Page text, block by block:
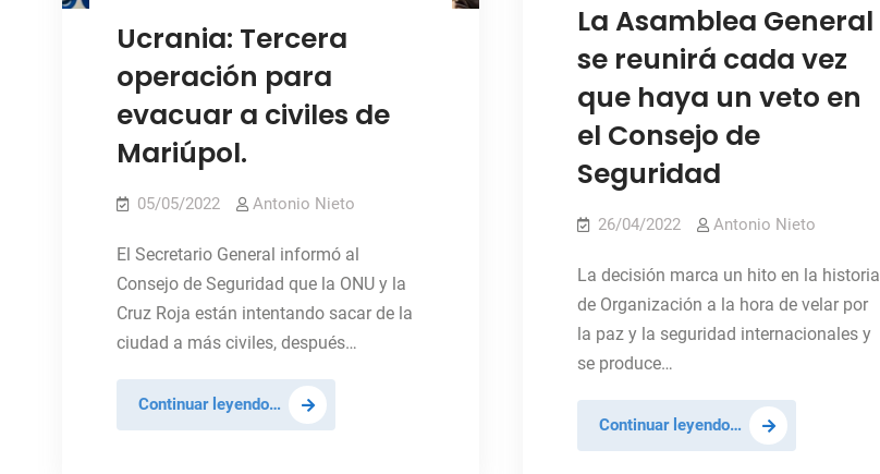
Ucrania: Tercera
operación para
evacuar a civiles de
Mariúpol.
05/05/2022 Antonio Nieto
El Secretario General informó al
Consejo de Seguridad que la ONU y la
Cruz Roja están intentando sacar de la
ciudad a más civiles, después…
Continuar leyendo… Ucrania:
Tercera
La Asamblea General
se reunirá cada vez
que haya un veto en
el Consejo de
Seguridad
26/04/2022 Antonio Nieto
La decisión marca un hito en la historia
de Organización a la hora de velar por
la paz y la seguridad internacionales y
se produce…
Continuar leyendo… La
Asamblea